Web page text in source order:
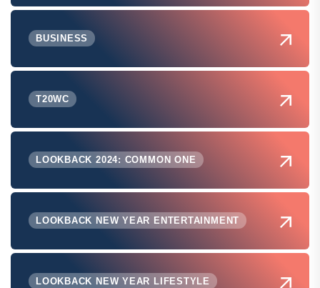
BUSINESS
T20WC
LOOKBACK 2024: COMMON ONE
LOOKBACK NEW YEAR ENTERTAINMENT
LOOKBACK NEW YEAR LIFESTYLE